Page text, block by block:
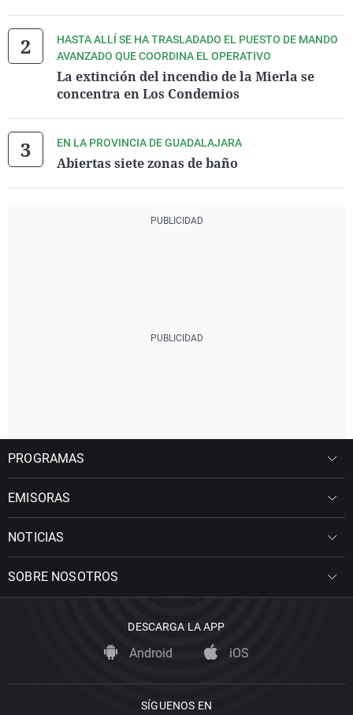
HASTA ALLÍ SE HA TRASLADADO EL PUESTO DE MANDO
AVANZADO QUE COORDINA EL OPERATIVO
La extinción del incendio de la Mierla se
concentra en Los Condemios
EN LA PROVINCIA DE GUADALAJARA
Abiertas siete zonas de baño
PROGRAMAS
EMISORAS
NOTICIAS
SOBRE NOSOTROS
DESCARGA LA APP
Android iOS
SÍGUENOS EN